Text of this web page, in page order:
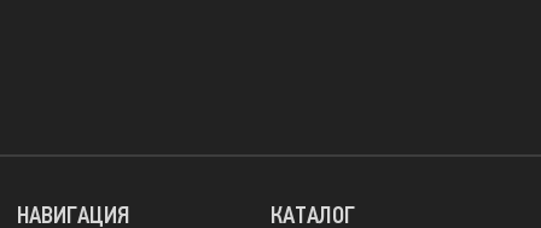
КАТАЛОГ
НАВИГАЦИЯ